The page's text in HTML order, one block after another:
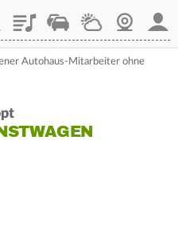
PlaylistStaupilotWetterWebcam
Autohaus-Mitarbeiter ohne